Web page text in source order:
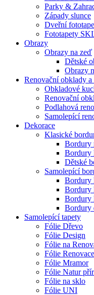
Parky &
Západy slunce
Dveřní
Fototapety
Obrazy
Obrazy na zeď
Dětské
Obrazy
Renovační obklady a
Obkladové
Renovační
Podlahová
Samolepící
Dekorace
Klasické
Bordury
Bordury
Dětské
Samolepící
Bordury
Bordury
Bordury
Bordury
Samolepící tapety
Fólie Dřevo
Fólie Design
Fólie na
Fólie
Fólie Mramor
Fólie Natur
Fólie na sklo
Fólie UNI